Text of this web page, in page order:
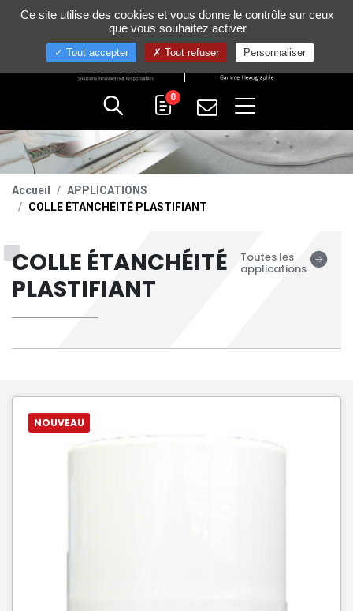
+33 (0)4 75 58 80 10
0
Accueil
APPLICATIONS
COLLE ÉTANCHÉITÉ PLASTIFIANT
COLLE ÉTANCHÉITÉ
PLASTIFIANT
Toutes les
applications
NOUVEAU
Gestion de vos préférences sur les cookies
Ce site utilise des cookies et vous donne le contrôle sur ceux
que vous souhaitez activer
Tout accepter Tout refuser Personnaliser